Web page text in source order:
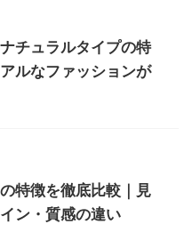
ナチュラルタイプの特
ルなファッションが
特徴を徹底比較｜見
ン・質感の違い